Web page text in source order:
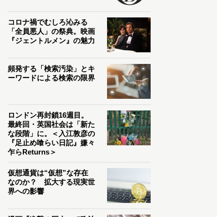
コロナ禍でむしろ沁みる
「全員悪人」の祭典。映画
『ジェントルメン』の魅力
頻発する「検索汚染」とキ
ーワードによる検索の限界
ロンドン再封鎖16週目。
最終回・英国社会は「新た
な段階」に。＜入江敦彦の
『足止め喰らい日記』嫌々
乍らReturns＞
仮想通貨は“仮想”な存在
なのか？ 拡大する現実世
界への影響